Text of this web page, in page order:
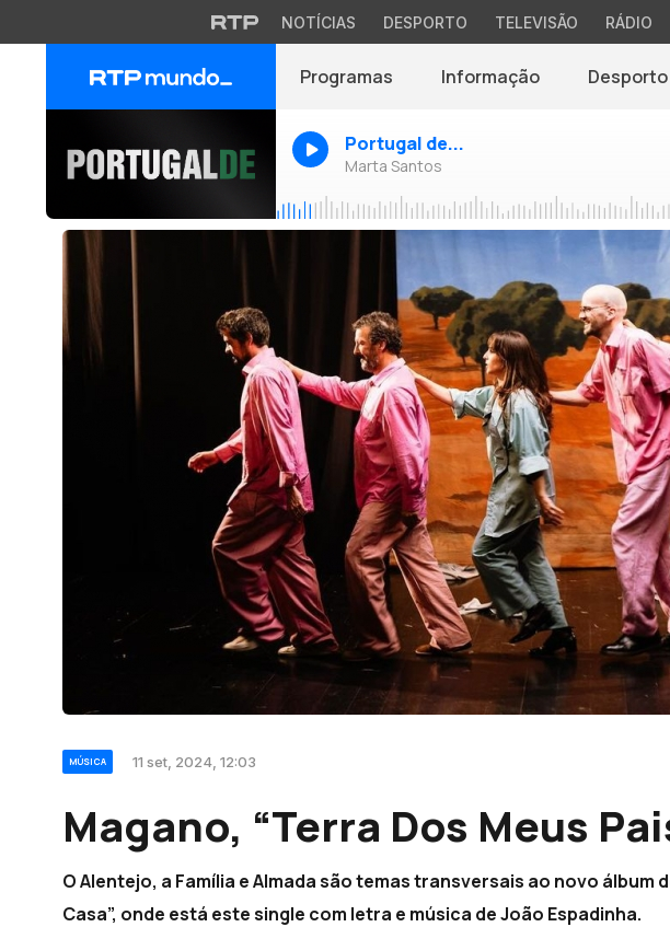
NOTÍCIAS DESPORTO TELEVISÃO RÁDIO
Programas Informação Desporto
Portugal de...
Marta Santos
MÚSICA 11 set, 2024, 12:03
Magano, “Terra Dos Meus
O Alentejo, a Família e Almada são temas transversais ao novo álbum
Casa”, onde está este single com letra e música de João Espadinha.